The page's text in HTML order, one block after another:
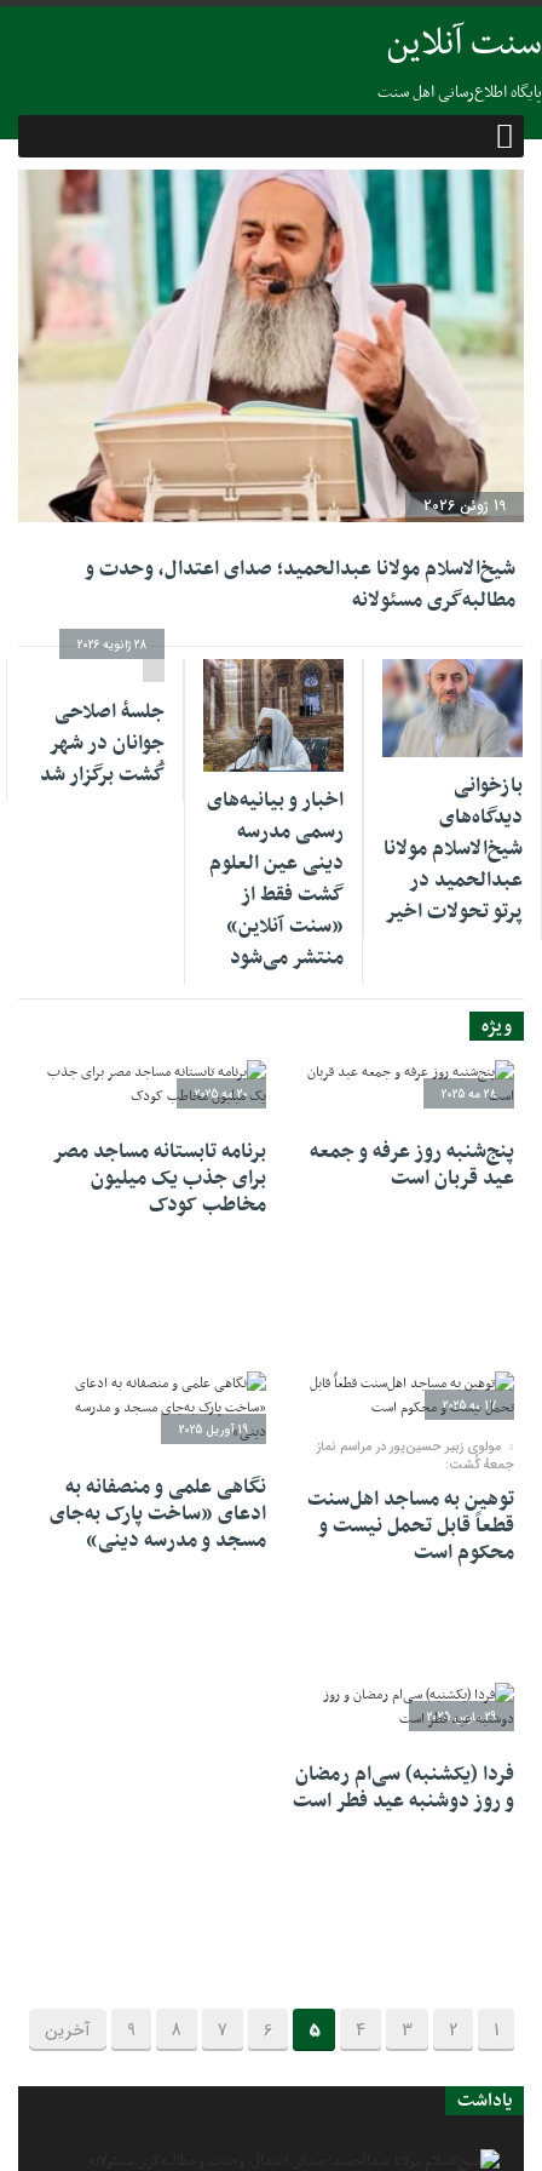
سنت آنلاین
پایگاه اطلاع‌رسانی اهل سنت
19 ژوئن 2026
شیخ‌الاسلام مولانا عبدالحمید؛ صدای اعتدال، وحدت و
مطالبه‌گری مسئولانه
بازخوانی
دیدگاه‌های
شیخ‌الاسلام مولانا
عبدالحمید در
پرتو تحولات اخیر
01 فوریه 2026
اخبار و بیانیه‌های
رسمی مدرسه
دینی عین العلوم
گشت فقط از
«سنت آنلاین»
منتشر می‌شود
28 ژانویه 2026
جلسهٔ اصلاحی
جوانان در شهر
گُشت برگزار شد
ویژه
28 مه 2025
پنج‌شنبه روز عرفه و جمعه
عید قربان است
20 مه 2025
برنامه تابستانه مساجد مصر
برای جذب یک میلیون
مخاطب کودک
17 مه 2025
مولوی زبیر حسین‌پور در مراسم نماز
جمعهٔ گُشت:
توهین به مساجد اهل‌سنت
قطعاً قابل تحمل نیست و
محکوم است
19 آوریل 2025
نگاهی علمی و منصفانه به
ادعای «ساخت پارک به‌جای
مسجد و مدرسه دینی»
29 مارس 2025
فردا (یکشنبه) سی‌ام رمضان
و روز دوشنبه عید فطر است
1
2
3
4
5
6
7
8
9 آخرین
یاداشت